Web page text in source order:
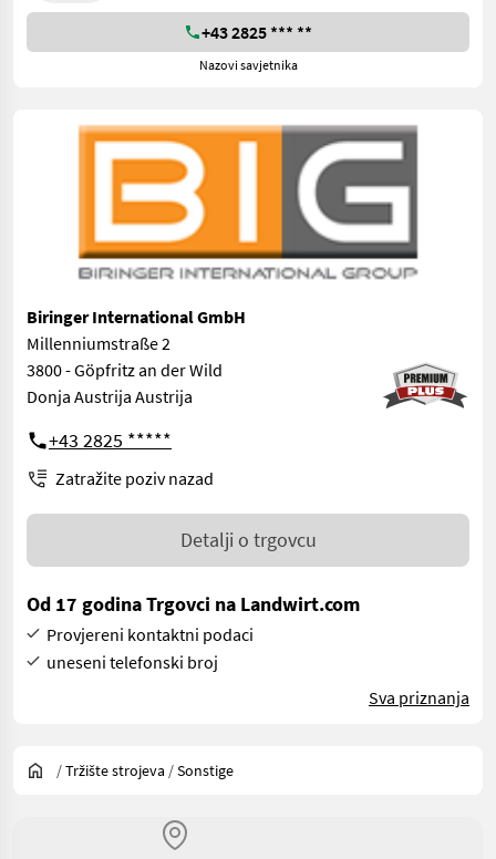
+43 2825 *** **
Nazovi savjetnika
Biringer International GmbH
Millenniumstraße 2
3800 - Göpfritz an der Wild
Donja Austrija Austrija
+43 2825 *****
Zatražite poziv nazad
Detalji o trgovcu
Od 17 godina Trgovci na Landwirt.com
Provjereni kontaktni podaci
uneseni telefonski broj
Sva priznanja
/Tržište strojeva /Sonstige